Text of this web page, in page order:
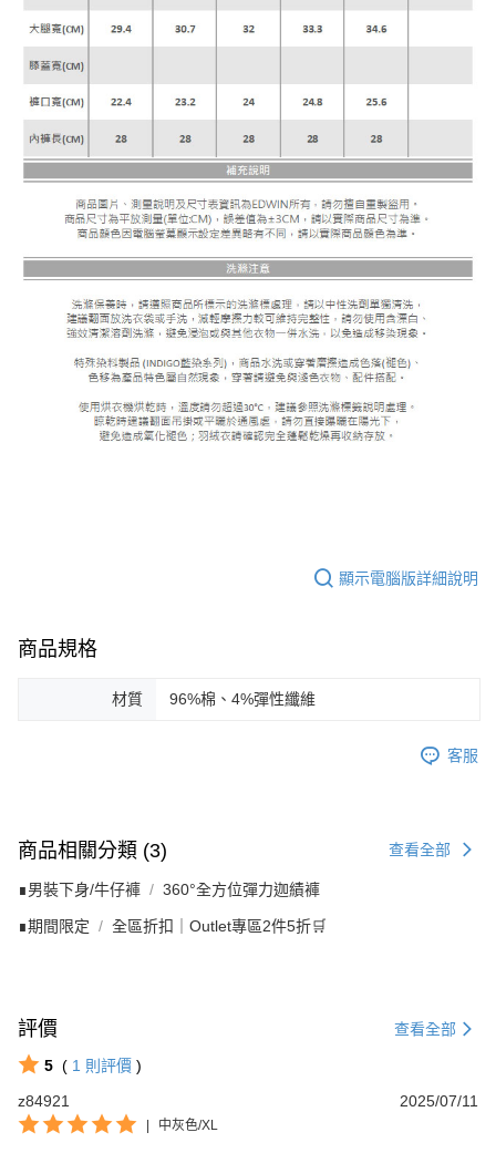
顯示電腦版詳細說明
商品規格
材質 96%棉、4%彈性纖維
客服
商品相關分類 (3) 查看全部
∎男裝下身/牛仔褲 360°全方位彈力迦績褲
∎期間限定 全區折扣｜Outlet專區2件5折🛒
評價 查看全部
5 ( 1 則評價 )
z84921
2025/07/11
中灰色/XL